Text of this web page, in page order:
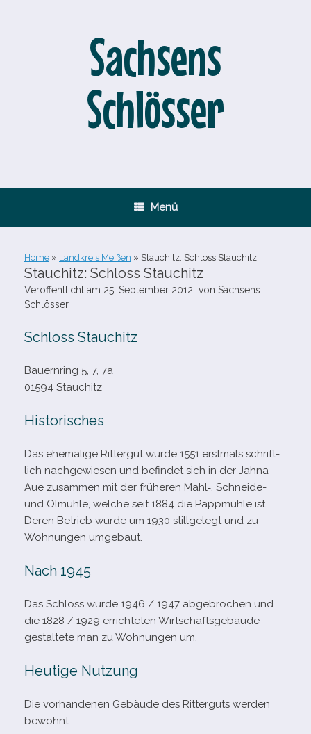
Sachsens
Schlösser
Menü
Home » Landkreis Meißen » Stauchitz: Schloss Stauchitz
Stauchitz: Schloss Stauchitz
Veröffentlicht am 25. September 2012 von Sachsens
Schlösser
Schloss Stauchitz
Bauernring 5, 7, 7a
01594 Stauchitz
Historisches
Das ehe­ma­lige Rittergut wurde 1551 erst­mals schrift­
lich nach­ge­wie­sen und befin­det sich in der Jahna-​
Aue zusam­men mit der frü­he­ren Mahl‑, Schneide-
und Ölmühle, wel­che seit 1884 die Pappmühle ist.
Deren Betrieb wurde um 1930 still­ge­legt und zu
Wohnungen umgebaut.
Nach 1945
Das Schloss wurde 1946 /​ 1947 abge­bro­chen und
die 1828 /​ 1929 errich­te­ten Wirtschaftsgebäude
gestal­tete man zu Wohnungen um.
Heutige Nutzung
Die vor­han­de­nen Gebäude des Ritterguts wer­den
bewohnt.